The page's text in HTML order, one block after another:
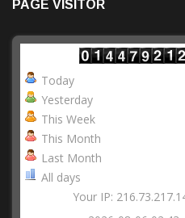
PAGE VISITOR
Today
Yesterday
This Week
This Month
Last Month
All days
Your IP: